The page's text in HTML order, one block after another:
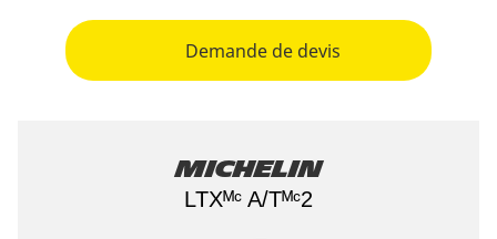
Demande de devis
Michelin
LTXᴹᶜ A/Tᴹᶜ2